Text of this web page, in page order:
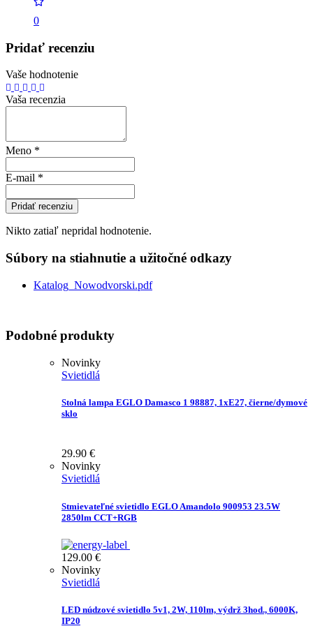
0
Pridať recenziu
Vaše hodnotenie
Vaša recenzia
Meno *
E-mail *
Pridať recenziu
Nikto zatiaľ nepridal hodnotenie.
Súbory na stiahnutie a užitočné odkazy
Katalog_Nowodvorski.pdf
Podobné produkty
Novinky
Svietidlá
Stolná lampa EGLO Damasco 1 98887, 1xE27, čierne/dymové
sklo
29.90 €
Novinky
Svietidlá
Stmievateľné svietidlo EGLO Amandolo 900953 23.5W
2850lm CCT+RGB
129.00 €
Novinky
Svietidlá
LED núdzové svietidlo 5v1, 2W, 110lm, výdrž 3hod., 6000K,
IP20